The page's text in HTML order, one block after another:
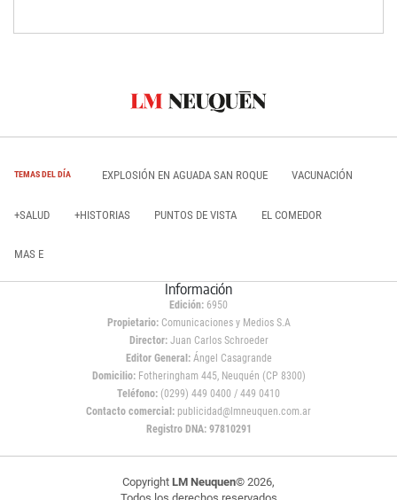
TEMAS DEL DÍA EXPLOSIÓN EN AGUADA SAN ROQUE VACUNACIÓN
+SALUD +HISTORIAS PUNTOS DE VISTA EL COMEDOR
MAS E
Información
Edición: 6950
Propietario:Comunicaciones y Medios S.A
Director: Juan Carlos Schroeder
Editor General:Ángel Casagrande
Domicilio:Fotheringham 445, Neuquén (CP 8300)
Teléfono: (0299) 449 0400 / 449 0410
Contacto comercial: publicidad@lmneuquen.com.ar
Registro DNA: 97810291
Copyright LM Neuquen© 2026,